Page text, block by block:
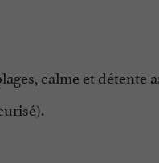
calme et détente